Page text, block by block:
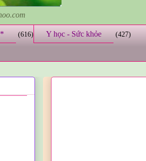
(616) Y học - Sức khỏe (427)